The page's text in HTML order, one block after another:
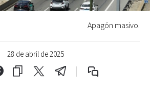
28 de abril de 2025
Apagón masivo.